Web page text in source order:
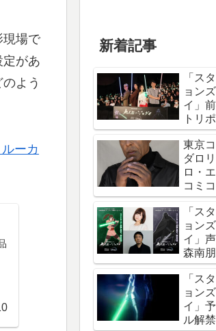
場で
があ
よう
ーカ
新着記事
「ス
ョン
イ」
トリ
ー・
ズ
東京
ダロ
ロ・
コミ
ス・
「ス
ョン
イ」
森南
「ス
ョン
イ」
ル解